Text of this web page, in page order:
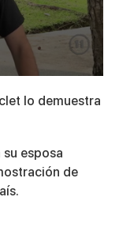
lo demuestra
esposa
de